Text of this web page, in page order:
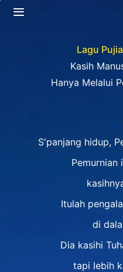
Lagu
Kasih
Hanya Melalui
S'panjang hidup,
Pemurnian
Itulah
di
Dia kasihi
tapi lebih